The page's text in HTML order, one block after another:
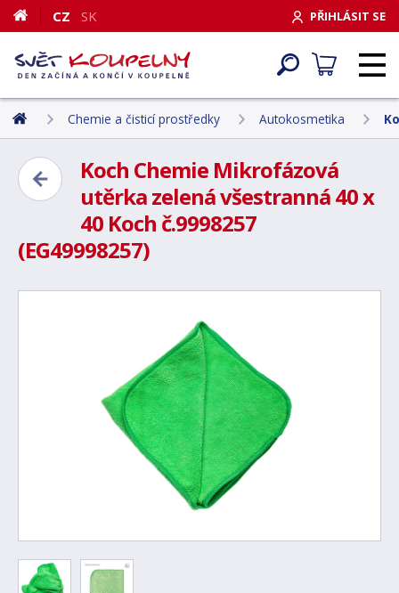
PŘIHLÁSIT SE
CZ SK
Chemie a čisticí prostředky Autokosmetika
Koch Chemie Mikrofázová
utěrka zelená všestranná 40 x
40 Koch č.9998257
(EG49998257)